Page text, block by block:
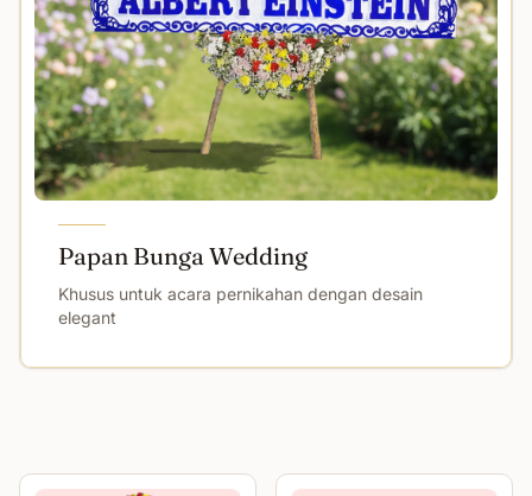
Papan Bunga Wedding
Khusus untuk acara pernikahan dengan desain
elegant